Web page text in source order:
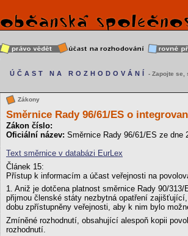
ÚČAST NA ROZHODOVÁNÍ - Zapojte se,
Zákony
Směrnice Rady 96/61/ES o
Zákon číslo:
Oficiální název: Směrnice Rady 96/61/ES ze dne
Text směrnice v databázi EurLex
Článek 15:
Přístup k informacím a účast veřejnosti na
1. Aniž je dotčena platnost směrnice Rady 90/
přijmou členské státy nezbytná opatření
dobu zpřístupněny veřejnosti, aby k nim bylo
Zmíněné rozhodnutí, obsahující alespoň kopii
rozhodnutí.